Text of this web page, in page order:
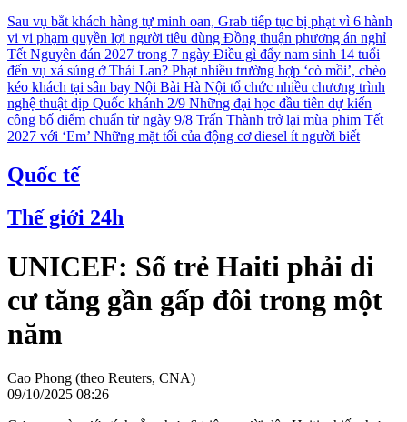
Sau vụ bắt khách hàng tự minh oan, Grab tiếp tục bị phạt vì 6 hành
vi vi phạm quyền lợi người tiêu dùng Đồng thuận phương án nghỉ
Tết Nguyên đán 2027 trong 7 ngày Điều gì đẩy nam sinh 14 tuổi
đến vụ xả súng ở Thái Lan? Phạt nhiều trường hợp ‘cò mồi’, chèo
kéo khách tại sân bay Nội Bài Hà Nội tổ chức nhiều chương trình
nghệ thuật dịp Quốc khánh 2/9 Những đại học đầu tiên dự kiến
công bố điểm chuẩn từ ngày 9/8 Trấn Thành trở lại mùa phim Tết
2027 với ‘Em’ Những mặt tối của động cơ diesel ít người biết
Quốc tế
Thế giới 24h
UNICEF: Số trẻ Haiti phải di
cư tăng gần gấp đôi trong một
năm
Cao Phong (theo Reuters, CNA)
09/10/2025 08:26